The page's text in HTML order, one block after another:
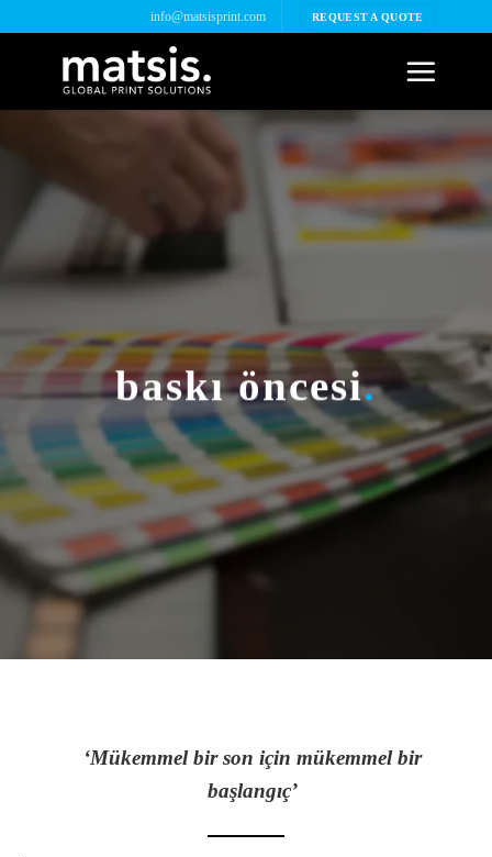
info@matsisprint.com REQUEST A QUOTE
baskı öncesi.
‘Mükemmel bir son için mükemmel bir
başlangıç’